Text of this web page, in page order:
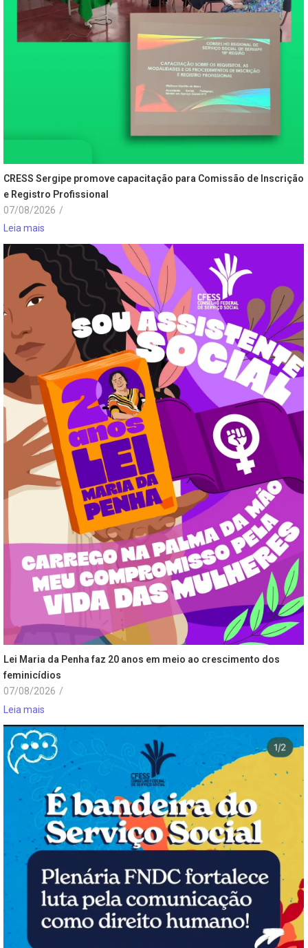
CRESS Sergipe promove capacitação para Comissão de Inscrição
e Registro Profissional
07/08/2026 /
Leia mais
Lei Maria da Penha faz 20 anos em meio ao crescimento dos
feminicídios
07/08/2026 /
Leia mais